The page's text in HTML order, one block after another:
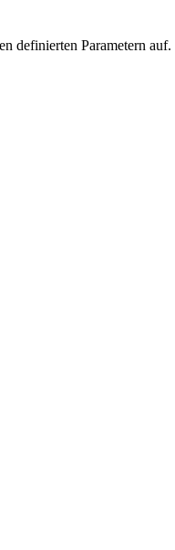
definierten Parametern auf.